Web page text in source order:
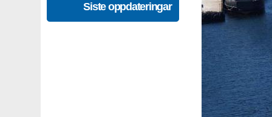
Siste oppdateringar